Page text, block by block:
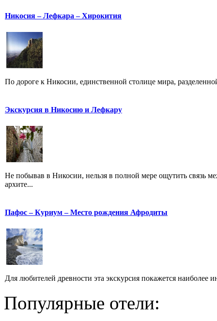
Никосия – Лефкара – Хирокития
По дороге к Никосии, единственной столице мира,
Экскурсия в Никосию и Лефкару
Не побывав в Никосии, нельзя в полной мере ощутить связь
архите...
Пафос – Куриум – Место рождения Афродиты
Для любителей древности эта экскурсия покажется наиболее
Популярные отели: